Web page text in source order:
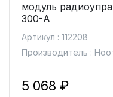
модуль
300-А
Артикул : 112208
Производитель :
5 068 ₽